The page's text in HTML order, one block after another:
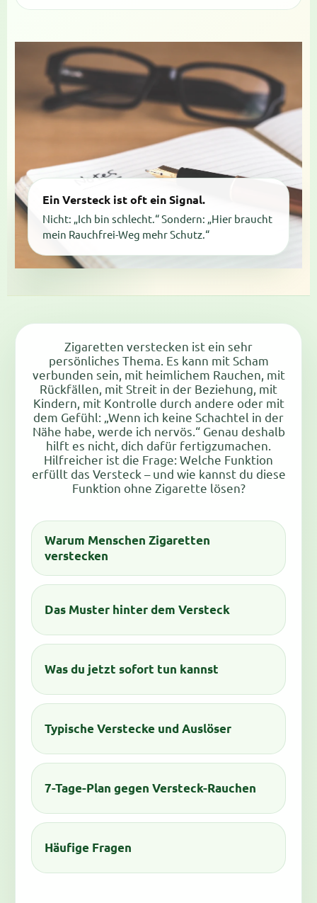
Ein Versteck ist oft ein Signal.
Nicht: „Ich bin schlecht.“ Sondern: „Hier braucht
mein Rauchfrei-Weg mehr Schutz.“
Zigaretten verstecken ist ein sehr
persönliches Thema. Es kann mit Scham
verbunden sein, mit heimlichem Rauchen, mit
Rückfällen, mit Streit in der Beziehung, mit
Kindern, mit Kontrolle durch andere oder mit
dem Gefühl: „Wenn ich keine Schachtel in der
Nähe habe, werde ich nervös.“ Genau deshalb
hilft es nicht, dich dafür fertigzumachen.
Hilfreicher ist die Frage: Welche Funktion
erfüllt das Versteck – und wie kannst du diese
Funktion ohne Zigarette lösen?
Warum Menschen Zigaretten
verstecken
Das Muster hinter dem Versteck
Was du jetzt sofort tun kannst
Typische Verstecke und Auslöser
7-Tage-Plan gegen Versteck-Rauchen
Häufige Fragen